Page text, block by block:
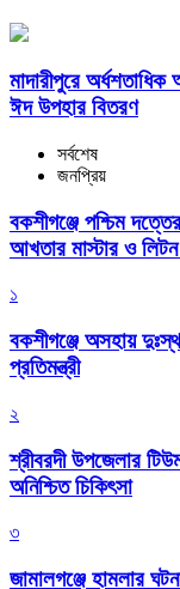
মাদারীপুরে
ঈদ উপহার বিতরণ
সর্বশেষ
জনপ্রিয়
বকশীগঞ্জে পশ্চিম
আখতার মাস্টার ও
১
বকশীগঞ্জে অসহায়
প্রতিমন্ত্রী
২
শ্রীবরদী উপজেলার
অনিশ্চিত চিকিৎসা
৩
জামালগঞ্জে হামলার